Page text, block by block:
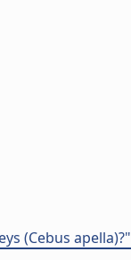
(Cebus apella)?"